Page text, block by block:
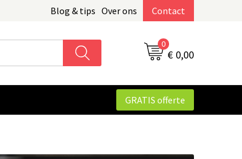
Blog & tips Over ons Contact
0
€ 0,00
GRATIS offerte